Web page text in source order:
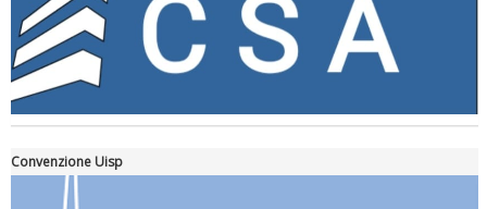
Ddl Lobby, Uisp: “Il Parlamento valorizzi le nostre specificità"
Convenzione Uisp